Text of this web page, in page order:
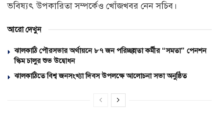
ভবিষ্যৎ উপকারিতা সম্পর্কেও খোঁজখবর নেন সচিব।
আরো দেখুন
ঝালকাঠি পৌরসভার অর্থায়নে ৮৭ জন পরিচ্ছন্নতা কর্মীর “সমতা” পেনশন
স্কিম চালুর শুভ উদ্বোধন
ঝালকাঠিতে বিশ্ব জনসংখ্যা দিবস উপলক্ষে আলোচনা সভা অনুষ্ঠিত